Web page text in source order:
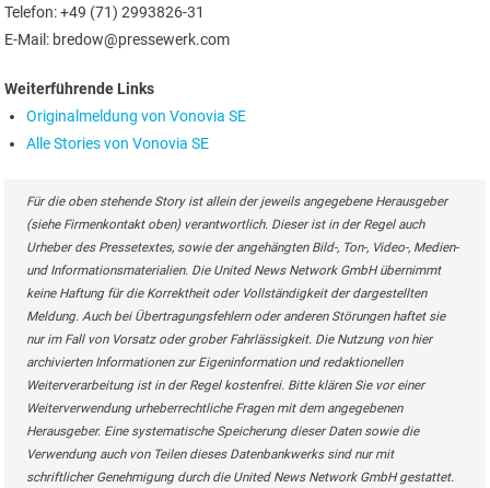
Telefon: +49 (71) 2993826-31
E-Mail: bredow@pressewerk.com
Weiterführende Links
Originalmeldung von Vonovia SE
Alle Stories von Vonovia SE
Für die oben stehende Story ist allein der jeweils angegebene Herausgeber
(siehe Firmenkontakt oben) verantwortlich. Dieser ist in der Regel auch
Urheber des Pressetextes, sowie der angehängten Bild-, Ton-, Video-, Medien-
und Informationsmaterialien. Die United News Network GmbH übernimmt
keine Haftung für die Korrektheit oder Vollständigkeit der dargestellten
Meldung. Auch bei Übertragungsfehlern oder anderen Störungen haftet sie
nur im Fall von Vorsatz oder grober Fahrlässigkeit. Die Nutzung von hier
archivierten Informationen zur Eigeninformation und redaktionellen
Weiterverarbeitung ist in der Regel kostenfrei. Bitte klären Sie vor einer
Weiterverwendung urheberrechtliche Fragen mit dem angegebenen
Herausgeber. Eine systematische Speicherung dieser Daten sowie die
Verwendung auch von Teilen dieses Datenbankwerks sind nur mit
schriftlicher Genehmigung durch die United News Network GmbH gestattet.